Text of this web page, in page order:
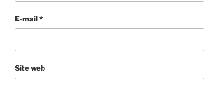
E-mail*
Site web